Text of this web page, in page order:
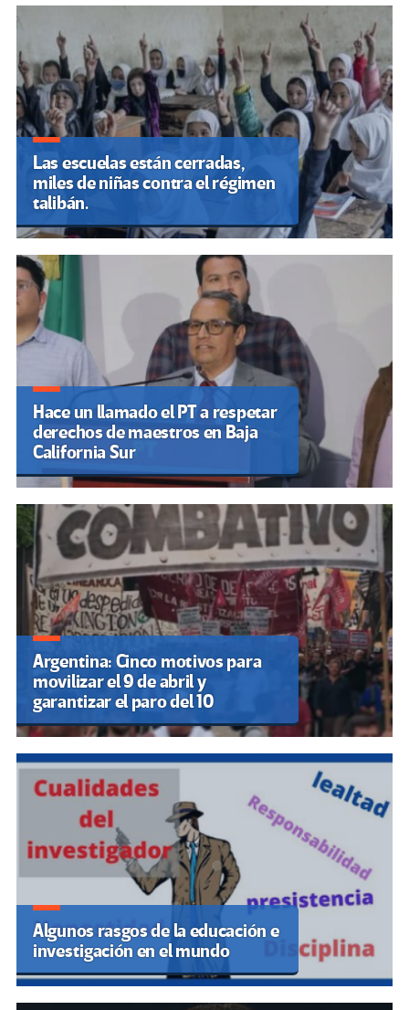
Las escuelas están cerradas,
miles de niñas contra el régimen
talibán.
Hace un llamado el PT a respetar
derechos de maestros en Baja
California Sur
Argentina: Cinco motivos para
movilizar el 9 de abril y
garantizar el paro del 10
Algunos rasgos de la educación e
investigación en el mundo